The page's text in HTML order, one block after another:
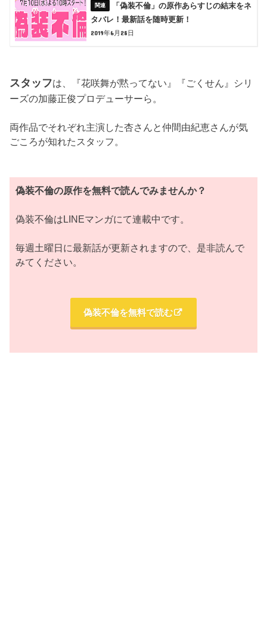
「偽装不倫」の原作あらすじの結末をネ
タバレ！最新話を随時更新！
2019年6月28日
スタッフは、『花咲舞が黙ってない』『ごくせん』シリ
ーズの加藤正俊プロデューサーら。
両作品でそれぞれ主演した杏さんと仲間由紀恵さんが気
ごころが知れたスタッフ。
偽装不倫の原作を無料で読んでみませんか？
偽装不倫はLINEマンガにて連載中です。
毎週土曜日に最新話が更新されますので、是非読んで
みてください。
偽装不倫を無料で読む